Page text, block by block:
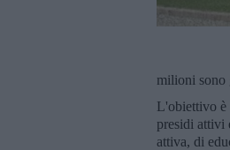
milioni sono
L'obiettivo è
presidi attivi
attiva, di